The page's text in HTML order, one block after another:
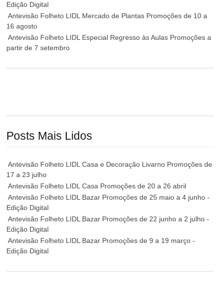
Edição Digital
Antevisão Folheto LIDL Mercado de Plantas Promoções de 10 a
16 agosto
Antevisão Folheto LIDL Especial Regresso às Aulas Promoções a
partir de 7 setembro
Posts Mais Lidos
Antevisão Folheto LIDL Casa e Decoração Livarno Promoções de
17 a 23 julho
Antevisão Folheto LIDL Casa Promoções de 20 a 26 abril
Antevisão Folheto LIDL Bazar Promoções de 25 maio a 4 junho -
Edição Digital
Antevisão Folheto LIDL Bazar Promoções de 22 junho a 2 julho -
Edição Digital
Antevisão Folheto LIDL Bazar Promoções de 9 a 19 março -
Edição Digital